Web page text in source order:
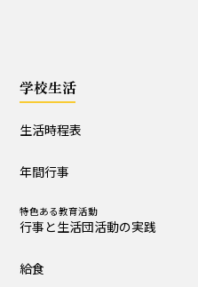
特色ある教育活動
行事と生活団活動の実践
R8学校通信 巻頭言
学校生活
生活時程表
年間行事
特色ある教育活動
行事と生活団活動の実践
給食